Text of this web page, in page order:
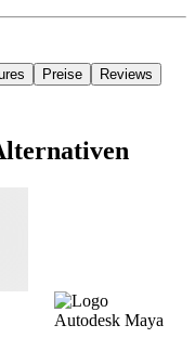
Preise Reviews
Autodesk Maya